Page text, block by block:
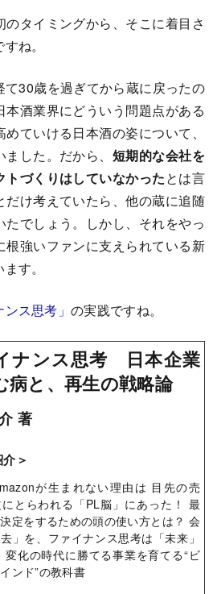
タイミングから、そこに着目さ
ね。
30歳を過ぎてから蔵に戻ったの
酒業界にどういう問題点がある
ていける日本酒の姿について、
した。だから、 短期的な会社を
づくりはしていなかったとは言
だけ考えていたら、他の蔵に追随
たでしょう。しかし、それをやっ
強いファンに支えられている新
す。
ンス思考」の実践ですね。
ナンス思考 日本企業
病と、再生の戦略論
著
＞
が生まれない理由は 目先の売
とらわれる「PL脳」にあった！ 最
定をするための頭の使い方とは？ 会
」を、ファイナンス思考は「未来」
変化の時代に勝てる事業を育てる“ビ
ンド”の教科書